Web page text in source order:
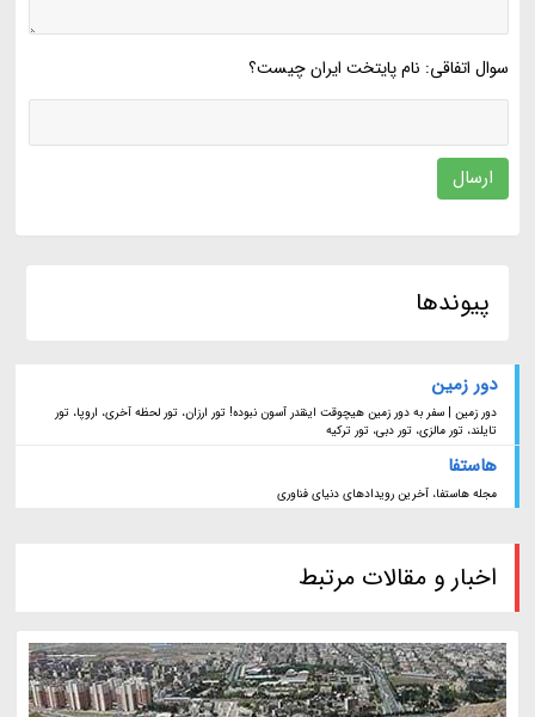
سوال اتفاقی: نام پایتخت ایران چیست؟
ارسال
پیوندها
دور زمین
دور زمین | سفر به دور زمین هیچوقت اینقدر آسون نبوده! تور ارزان، تور لحظه آخری، اروپا، تور
تایلند، تور مالزی، تور دبی، تور ترکیه
هاستفا
مجله هاستفا، آخرین رویدادهای دنیای فناوری
اخبار و مقالات مرتبط